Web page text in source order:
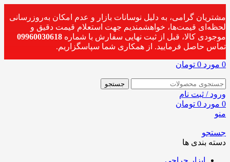
مشتریان گرامی، به دلیل نوسانات بازار و عدم امکان به‌روزرسانی
لحظه‌ای قیمت‌ها، خواهشمندیم جهت استعلام قیمت دقیق و
موجودی کالا، قبل از ثبت نهایی سفارش با شماره 09960030618
تماس حاصل فرمایید. از همکاری شما سپاسگزاریم.
0 مورد 0 تومان
جستجو
ورود / ثبت نام
0 مورد 0 تومان
منو
جستجو
دسته بندی ها
ابزار جراحی